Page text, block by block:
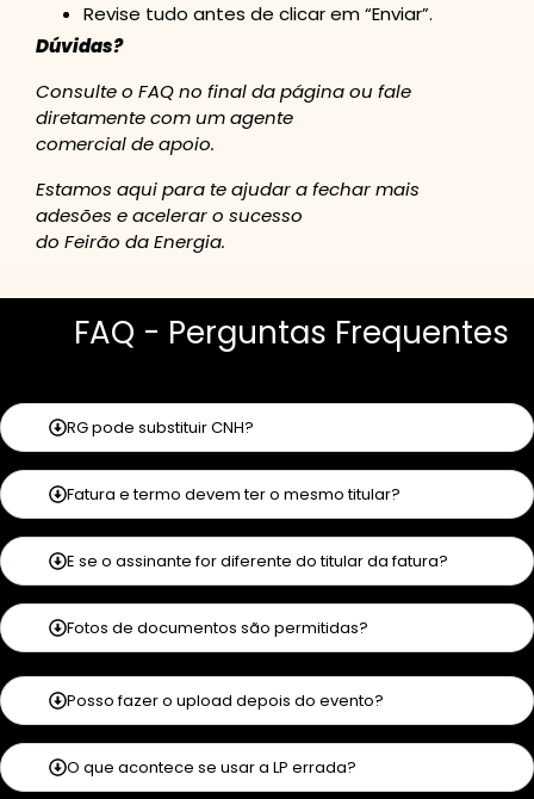
Revise tudo antes de clicar em “Enviar”.
Dúvidas?
Consulte o FAQ no final da página ou fale
diretamente com um agente
comercial de apoio.
Estamos aqui para te ajudar a fechar mais
adesões e acelerar o sucesso
do Feirão da Energia.
FAQ - Perguntas Frequentes
RG pode substituir CNH?
Fatura e termo devem ter o mesmo titular?
E se o assinante for diferente do titular da fatura?
Fotos de documentos são permitidas?
Posso fazer o upload depois do evento?
O que acontece se usar a LP errada?